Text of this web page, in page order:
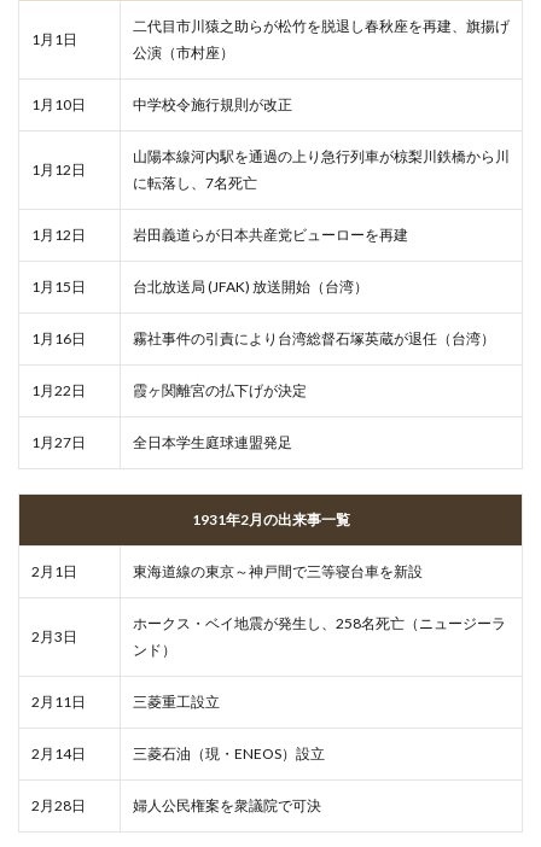
1月1日
二代目市川猿之助らが松竹を脱退し春秋座を再建、旗揚げ
公演（市村座）
1月10日 中学校令施行規則が改正
1月12日
山陽本線河内駅を通過の上り急行列車が椋梨川鉄橋から川
に転落し、7名死亡
1月12日 岩田義道らが日本共産党ビューローを再建
1月15日 台北放送局 (JFAK) 放送開始（台湾）
1月16日 霧社事件の引責により台湾総督石塚英蔵が退任（台湾）
1月22日 霞ヶ関離宮の払下げが決定
1月27日 全日本学生庭球連盟発足
1931年2月の出来事一覧
2月1日 東海道線の東京～神戸間で三等寝台車を新設
2月3日
ホークス・ベイ地震が発生し、258名死亡（ニュージーラ
ンド）
2月11日 三菱重工設立
2月14日 三菱石油（現・ENEOS）設立
2月28日 婦人公民権案を衆議院で可決